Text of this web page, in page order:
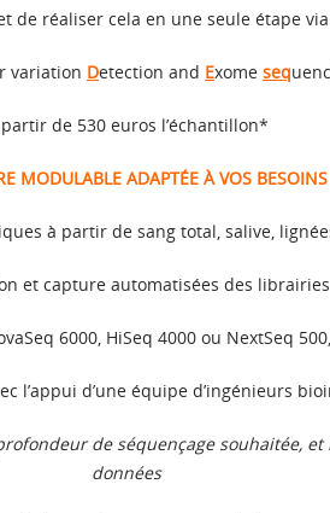
de réaliser cela en une seule étape via
variation Detection and Exome seq
de 530 euros l’échantillon*
MODULABLE ADAPTÉE À VOS BESOINS
à partir de sang total, salive,
et capture automatisées des librairies
6000, HiSeq 4000 ou NextSeq
l’appui d’une équipe d’ingénieurs
de séquençage souhaitée, et
données